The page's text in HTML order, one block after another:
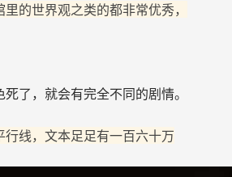
的世界观之类的都非常优秀，
了，就会有完全不同的剧情。
线，文本足足有一百六十万